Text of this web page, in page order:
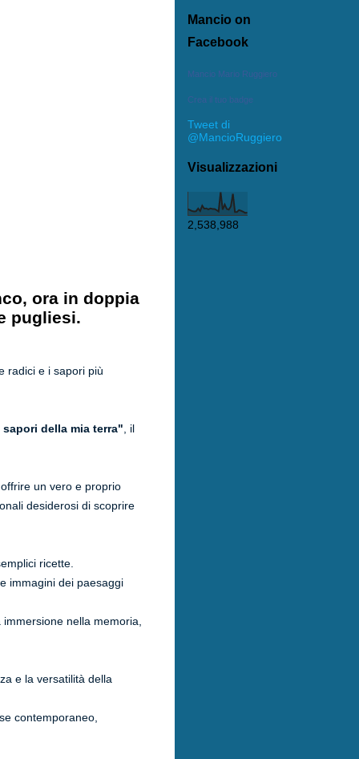
Mancio on
Facebook
Mancio Mario Ruggiero
Crea il tuo badge
Tweet di
@MancioRuggiero
Visualizzazioni
2,538,988
ora in doppia
pugliesi.
radici e i sapori più
della mia terra" , il
un vero e proprio
desiderosi di scoprire
ricette.
immagini dei paesaggi
nella memoria,
e la versatilità della
contemporaneo,